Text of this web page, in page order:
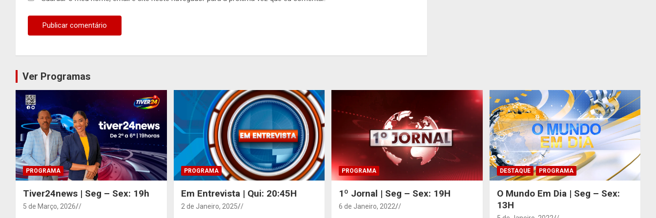
Ver Programas
PROGRAMA
Tiver24news | Seg – Sex: 19h
5 de Março, 2026 /
PROGRAMA
Em Entrevista | Qui: 20:45H
2 de Janeiro, 2025 /
PROGRAMA
1º Jornal | Seg – Sex: 19H
6 de Janeiro, 2022 /
DESTAQUE PROGRAMA
O Mundo Em Dia | Seg – Sex:
13H